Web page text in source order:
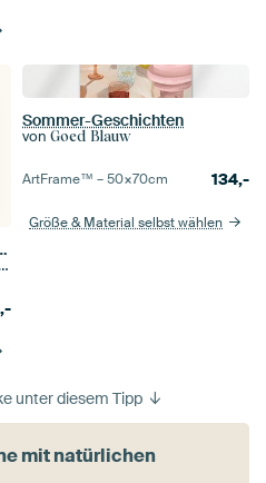
leuchtendem Orange
Sommer-Geschichten
von Goed Blauw
ArtFrame™ –50×70cm 134,-
Größe & Material selbst wählen
unter diesem Tipp
mit natürlichen